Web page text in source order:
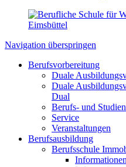
Navigation überspringen
Berufsvorbereitung
Duale
Duale
Dual
Berufs- und
Service
Veranstaltungen
Berufsausbildung
Berufsschule